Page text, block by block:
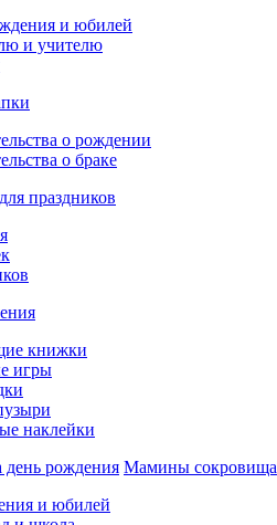
и юбилей
и учителю
о рождении
о браке
праздников
книжки
игры
наклейки
рождения Мамины сокровища
и юбилей